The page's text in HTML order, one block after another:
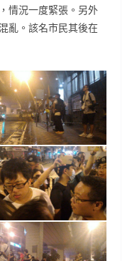
情況一度緊張。另外
亂。該名市民其後在